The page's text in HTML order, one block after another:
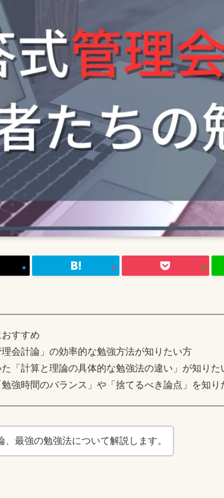
すすめ
会計論」の効率的な勉強方法が知りたい方
た「計算と理論の具体的な勉強法の違い」が知りた
勉強時間のバランス」や「捨てるべき論点」を知り
、最強の勉強法について解説します。